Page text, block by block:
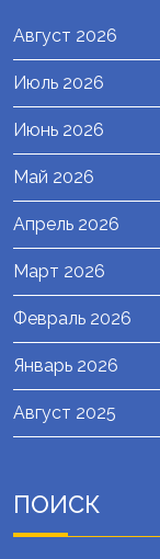
Август 2026
Июль 2026
Июнь 2026
Май 2026
Апрель 2026
Март 2026
Февраль 2026
Январь 2026
Август 2025
ПОИСК